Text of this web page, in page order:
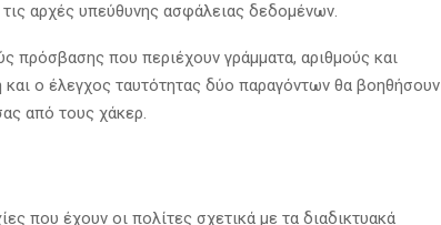
αρχές υπεύθυνης ασφάλειας δεδομένων.
πρόσβασης που περιέχουν γράμματα, αριθμούς και
ο έλεγχος ταυτότητας δύο παραγόντων θα βοηθήσουν
από τους χάκερ.
που έχουν οι πολίτες σχετικά με τα διαδικτυακά